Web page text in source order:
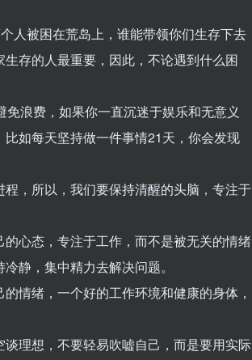
人被困在荒岛上，谁能带领你们生存下去
存的人最重要，因此，不论遇到什么困
浪费，如果你一直沉迷于娱乐和无意义
如每天坚持做一件事情21天，你会发现
，所以，我们要保持清醒的头脑，专注于
心态，专注于工作，而不是被无关的情绪
静，集中精力去解决问题。
情绪，一个好的工作环境和健康的身体，
理想，不要轻易吹嘘自己，而是要用实际